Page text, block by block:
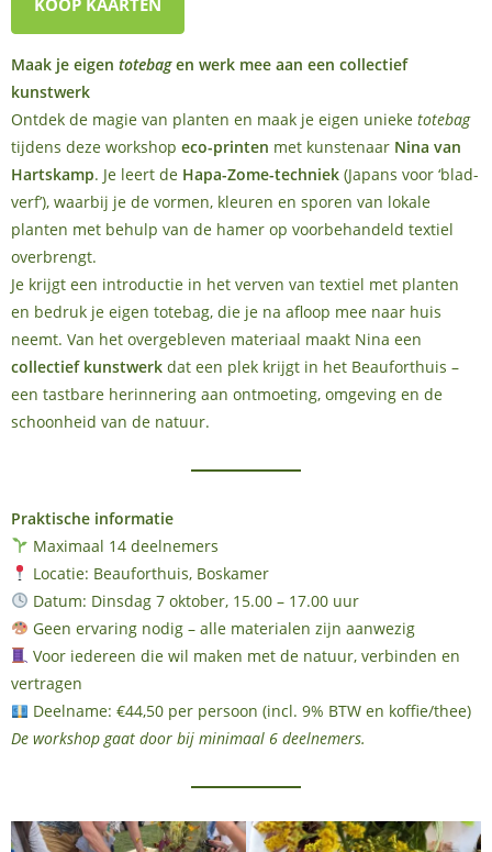
Maak je eigen totebagen werk mee aan een collectief
kunstwerk
Ontdek de magie van planten en maak je eigen unieke totebag
tijdens deze workshop eco-printen met kunstenaar Nina van
Hartskamp. Je leert de Hapa-Zome-techniek (Japans voor ‘blad-
verf’), waarbij je de vormen, kleuren en sporen van lokale
planten met behulp van de hamer op voorbehandeld textiel
overbrengt.
Je krijgt een introductie in het verven van textiel met planten
en bedruk je eigen totebag, die je na afloop mee naar huis
neemt. Van het overgebleven materiaal maakt Nina een
collectief kunstwerk dat een plek krijgt in het Beauforthuis –
een tastbare herinnering aan ontmoeting, omgeving en de
schoonheid van de natuur.
Praktische informatie
Maximaal 14 deelnemers
Locatie: Beauforthuis, Boskamer
Datum: Dinsdag 7 oktober, 15.00 – 17.00 uur
Geen ervaring nodig – alle materialen zijn aanwezig
Voor iedereen die wil maken met de natuur, verbinden en
vertragen
Deelname: €44,50 per persoon (incl. 9% BTW en koffie/thee)
De workshop gaat door bij minimaal 6 deelnemers.